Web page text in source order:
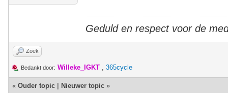
Geduld en respect voor de
Zoek
Bedankt door: Willeke_IGKT , 365cycle
« Ouder topic Nieuwer topic »